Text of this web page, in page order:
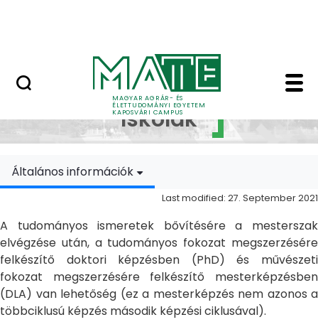
MAGYAR AGRÁR- ÉS
ÉLETTUDOMÁNYI EGYETEM
KAPOSVÁRI CAMPUS
Doktori Iskolák -
Doktori
Iskolák
Általános információk
Last modified: 27. September 2021
A tudományos ismeretek bővítésére a mesterszak
elvégzése után, a tudományos fokozat megszerzésére
felkészítő doktori képzésben (PhD) és művészeti
fokozat megszerzésére felkészítő mesterképzésben
(DLA) van lehetőség (ez a mesterképzés nem azonos a
többciklusú képzés második képzési ciklusával).